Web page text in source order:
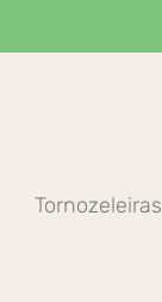
Tornozeleiras